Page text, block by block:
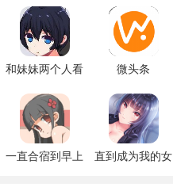
和妹妹两个人看
微头条
一直合宿到早上
直到成为我的女